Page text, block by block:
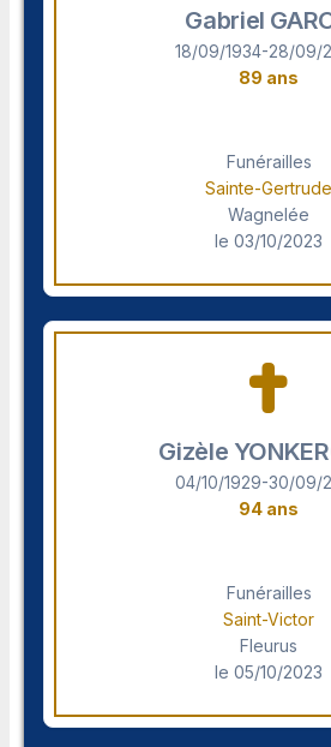
Gabriel
18/09/1934-28/09/
89 ans
Funérailles
Sainte-Gertrude
Wagnelée
le 03/10/2023
Gizèle
04/10/1929-30/09/
94 ans
Funérailles
Saint-Victor
Fleurus
le 05/10/2023